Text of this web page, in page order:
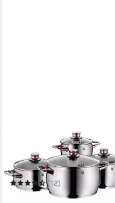
Topf-Set Quality One
Induktion, Kochtopf Set mit
Glasdeckel(12)
247,41 € UVP 379,00 €